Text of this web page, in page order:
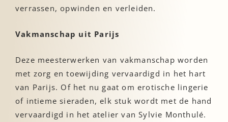
verrassen, opwinden en verleiden.
Vakmanschap uit Parijs
Deze meesterwerken van vakmanschap worden
met zorg en toewijding vervaardigd in het hart
van Parijs. Of het nu gaat om erotische lingerie
of intieme sieraden, elk stuk wordt met de hand
vervaardigd in het atelier van Sylvie Monthulé.